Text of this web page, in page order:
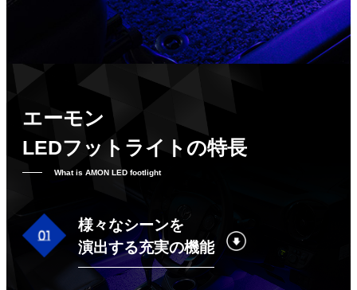
エーモン
LEDフットライトの特長
What is AMON LED footlight
様々なシーンを
演出する充実の機能